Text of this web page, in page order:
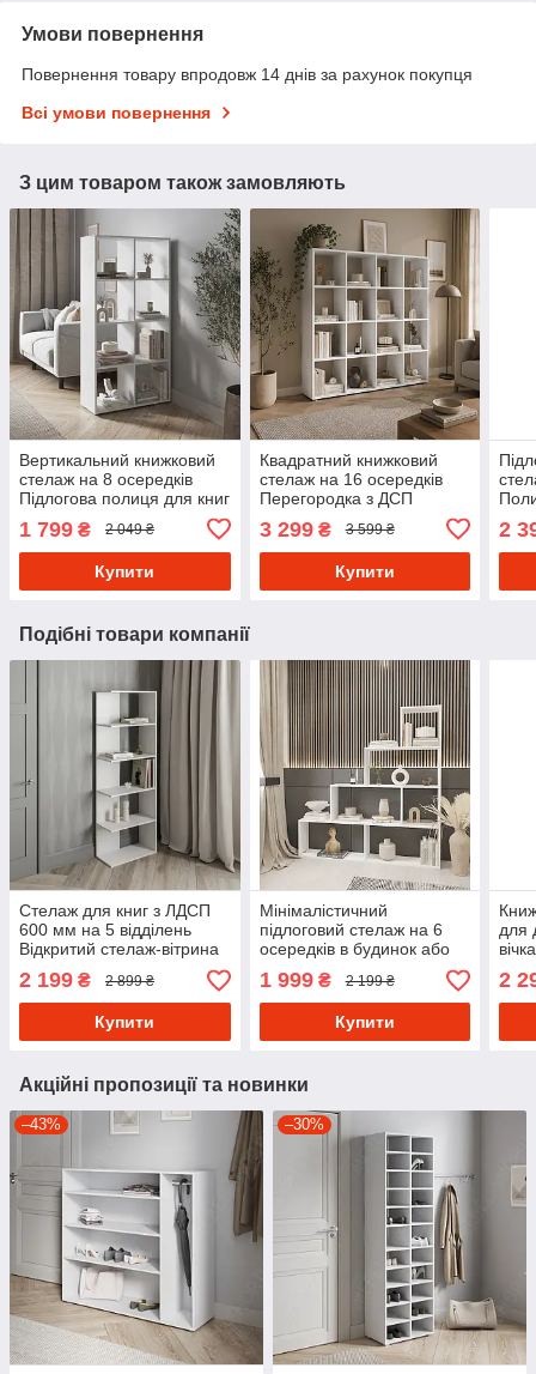
Умови повернення
Повернення товару впродовж 14 днів за рахунок покупця
Всі умови повернення
З цим товаром також замовляють
Вертикальний книжковий
стелаж на 8 осередків
Підлогова полиця для книг
офісу з Ламінованого ДСП
1 799 ₴ 2 049 ₴
Купити
Квадратний книжковий
стелаж на 16 осередків
Перегородка з ДСП
Полиця для книг та квітів у
кімнату
3 299₴ 3 599 ₴
Купити
ДСП
2
Подібні товари компанії
Стелаж для книг з ЛДСП
600 мм на 5 відділень
Відкритий стелаж-вітрина
в кімнату Полиця для
декору
2 199 ₴ 2 899 ₴
Купити
Мінімалістичний
підлоговий стелаж на 6
осередків в будинок або
офіс Ступінчаста полиця
для книг та квітів з ДСП
1 999₴ 2 199 ₴
Купити
для
та
ДСП
2
Акційні пропозиції та новинки
–43% –30%